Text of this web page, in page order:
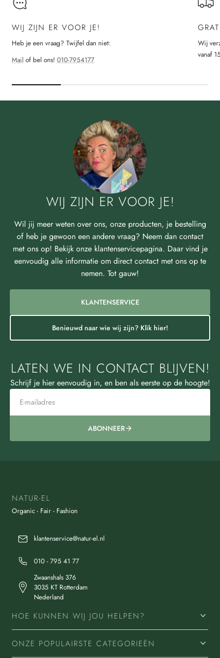
WIJ ZIJN ER VOOR JE!
Heb je een vraag? Twijfel dan niet:
Mail of bel ons! 010-7954177
Wij
vanaf
WIJ ZIJN ER VOOR JE!
Wil jij meer weten over ons, onze producten, je bestelling
of heb je gewoon een andere vraag? Neem dan contact
met ons op! Bekijk onze klantenservicepagina. Daar vind je
eenvoudig alle informatie om direct contact met ons op te
nemen. Tot gauw!
KLANTENSERVICE
Benieuwd naar wie wij zijn? Klik hier!
LATEN WE IN CONTACT BLIJVEN!
Schrijf je hier eenvoudig in, en ben als eerste op de hoogte!
ABONNEER
NATUR-EL
Organic - Fair - Fashion
klantenservice@natur-el.nl
010 - 795 41 77
Zwaanshals 376
3035 KT Rotterdam
Nederland
HOE KUNNEN WIJ JOU HELPEN?
ONZE POPULAIRSTE CATEGORIEËN